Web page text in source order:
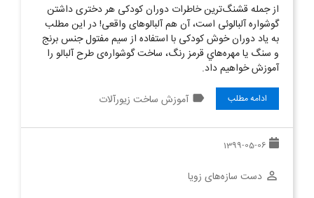
از جمله قشنگ‌ترین خاطرات دوران کودکی هر دختری داشتن
گوشواره آلبالوئی است، آن هم آلبالوهای واقعی! در این مطلب
به یاد دوران خوش کودکی با استفاده از سیم مفتول جنس برنج
و سنگ يا مهره‌هاي قرمز رنگ، ساخت گوشواره‌ی طرح آلبالو را
آموزش خواهیم داد.
ادامه مطلب label آموزش ساخت زیورآلات
1399-05-06
perm_identity دست سازه‌های زویا